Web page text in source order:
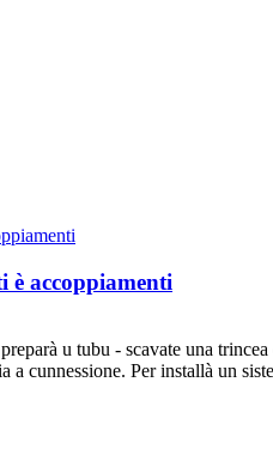
è accoppiamenti
u tubu - scavate una
cunnessione. Per installà un